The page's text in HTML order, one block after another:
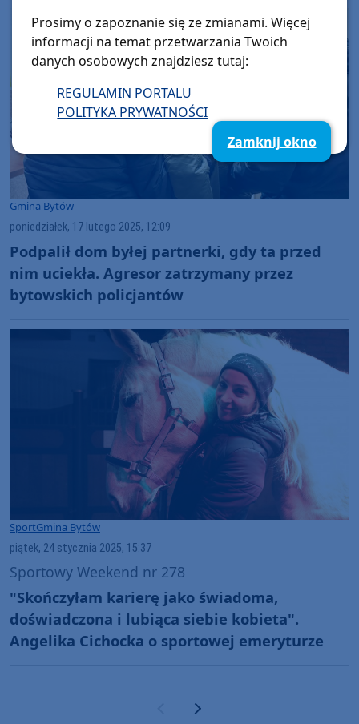
Gmina Bytów
poniedziałek, 17 lutego 2025, 12:09
Podpalił dom byłej partnerki, gdy ta przed
nim uciekła. Agresor zatrzymany przez
bytowskich policjantów
SportGmina Bytów
piątek, 24 stycznia 2025, 15:37
Sportowy Weekend nr 278
"Skończyłam karierę jako świadoma,
doświadczona i lubiąca siebie kobieta".
Angelika Cichocka o sportowej emeryturze
Poprzednia strona
Następna strona
Prosimy o zapoznanie się ze zmianami. Więcej
informacji na temat przetwarzania Twoich
danych osobowych znajdziesz tutaj:
REGULAMIN PORTALU
POLITYKA PRYWATNOŚCI
Zamknij okno